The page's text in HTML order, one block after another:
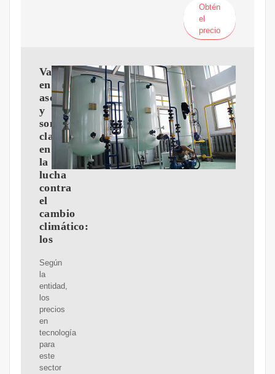
Obtén
el
precio
Van
en
ascenso
y
son
clave
en
la
lucha
contra
el
cambio
climático:
los
Según
la
entidad,
los
precios
en
tecnología
para
este
sector